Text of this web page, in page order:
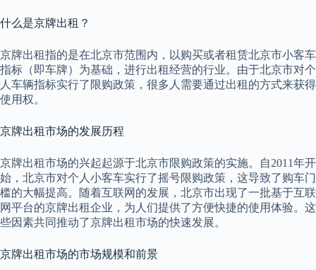
什么是京牌出租？
京牌出租指的是在北京市范围内，以购买或者租赁北京市小客车
指标（即车牌）为基础，进行出租经营的行业。由于北京市对个
人车辆指标实行了限购政策，很多人需要通过出租的方式来获得
使用权。
京牌出租市场的发展历程
京牌出租市场的兴起起源于北京市限购政策的实施。自2011年开
始，北京市对个人小客车实行了摇号限购政策，这导致了购车门
槛的大幅提高。随着互联网的发展，北京市出现了一批基于互联
网平台的京牌出租企业，为人们提供了方便快捷的使用体验。这
些因素共同推动了京牌出租市场的快速发展。
京牌出租市场的市场规模和前景